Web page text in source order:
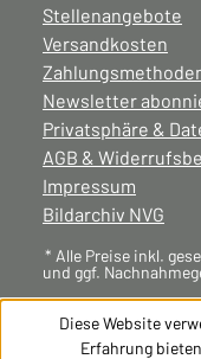
Stellenangebote
Versandkosten
Newsletter
Privatsphäre &
AGB &
Impressum
Bildarchiv NVG
* Alle Preise inkl.
und ggf.
Diese Website
Erfahrung